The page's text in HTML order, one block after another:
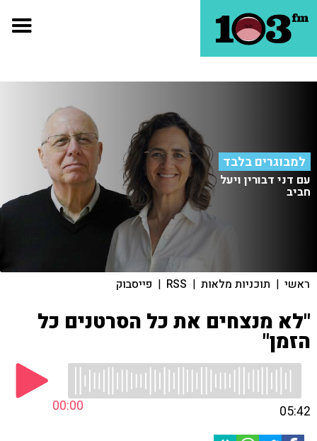
למבוגרים בלבד
עם דני דבורין ויעל
חביב
ראשי | תוכניות מלאות |
RSS
| פייסבוק
"לא מנצחים את כל הסרטנים כל
הזמן"
00:00 05:42